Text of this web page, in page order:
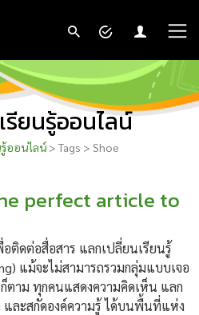
ยนรู้ออนไลน์
ออนไลน์ > Tags > Shoe
perfect article to
ติดต่อสื่อสาร แลกเปลี่ยนเรียนรู้
แม้จะไม่สามารถรวมกลุ่มแบบเจอ
ตาม ทุกคนแสดงความคิดเห็น แลก
ละสกัดองค์ความรู้ ได้บนพื้นที่แห่ง